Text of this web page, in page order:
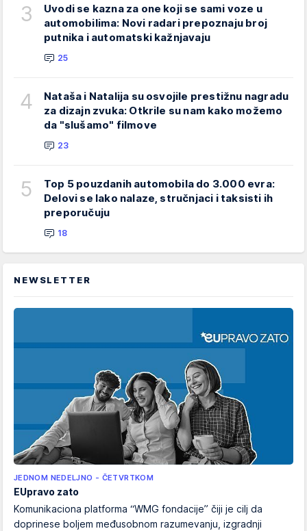
3
Uvodi se kazna za one koji se sami voze u
automobilima: Novi radari prepoznaju broj
putnika i automatski kažnjavaju
25
4
Nataša i Natalija su osvojile prestižnu nagradu
za dizajn zvuka: Otkrile su nam kako možemo
da "slušamo" filmove
23
5
Top 5 pouzdanih automobila do 3.000 evra:
Delovi se lako nalaze, stručnjaci i taksisti ih
preporučuju
18
NEWSLETTER
JEDNOM NEDELJNO - ČETVRTKOM
EUpravo zato
Komunikaciona platforma “WMG fondacije” čiji je cilj da
doprinese boljem međusobnom razumevanju, izgradnji